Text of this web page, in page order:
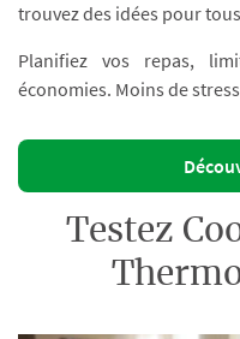
trouvez des idées pour
Planifiez vos repas,
économies. Moins de
Testez